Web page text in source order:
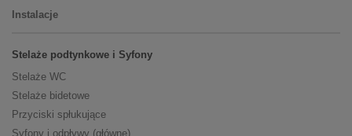
Instalacje
Stelaże podtynkowe i Syfony
Stelaże WC
Stelaże bidetowe
Przyciski spłukujące
Syfony i odpływy (główne)